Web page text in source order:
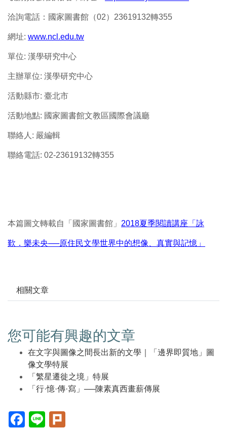
洽詢電話：國家圖書館（02）23619132轉355
網址: www.ncl.edu.tw
單位: 漢學研究中心
主辦單位: 漢學研究中心
活動縣市: 臺北市
活動地點: 國家圖書館文教區國際會議廳
聯絡人: 嚴編輯
聯絡電話: 02-23619132轉355
本篇圖文轉載自「國家圖書館」 2018夏季閱讀講座「詠
歎．樂未央──原住民文學世界中的想像、真實與記憶」
相關文章
您可能有興趣的文章
在文字與圖像之間長出新的文學｜「邊界即質地」圖
像文學特展
「繁星遷徙之境」特展
「行·憶·傳·寫」──陳素真西畫薪傳展
Facebook(另
開
Line(另
開